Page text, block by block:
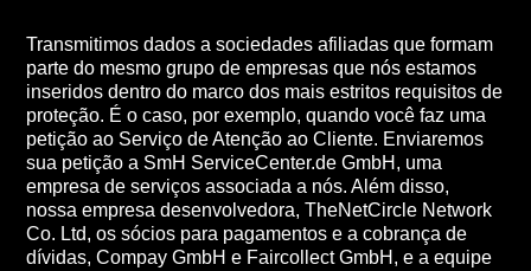
Transmitimos dados a sociedades afiliadas que formam
parte do mesmo grupo de empresas que nós estamos
inseridos dentro do marco dos mais estritos requisitos de
proteção. É o caso, por exemplo, quando você faz uma
petição ao Serviço de Atenção ao Cliente. Enviaremos
sua petição a SmH ServiceCenter.de GmbH, uma
empresa de serviços associada a nós. Além disso,
nossa empresa desenvolvedora, TheNetCircle Network
Co. Ltd, os sócios para pagamentos e a cobrança de
dívidas, Compay GmbH e Faircollect GmbH, e a equipe